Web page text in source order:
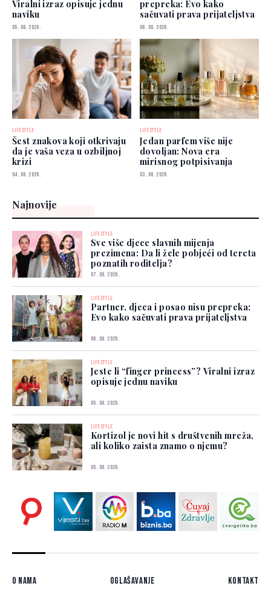
Viralni izraz opisuje jednu
naviku
05. 08. 2026.
prepreka: Evo kako
sačuvati prava prijateljstva
06. 08. 2026.
LIFESTYLE
Šest znakova koji otkrivaju
da je vaša veza u ozbiljnoj
krizi
04. 08. 2026.
LIFESTYLE
Jedan parfem više nije
dovoljan: Nova era
mirisnog potpisivanja
03. 08. 2026.
Najnovije
LIFESTYLE
Sve više djece slavnih mijenja
prezimena: Da li žele pobjeći od tereta
poznatih roditelja?
07. 08. 2026.
LIFESTYLE
Partner, djeca i posao nisu prepreka:
Evo kako sačuvati prava prijateljstva
06. 08. 2026.
LIFESTYLE
Jeste li “finger princess”? Viralni izraz
opisuje jednu naviku
05. 08. 2026.
LIFESTYLE
Kortizol je novi hit s društvenih mreža,
ali koliko zaista znamo o njemu?
05. 08. 2026.
O nama Oglašavanje Kontakt